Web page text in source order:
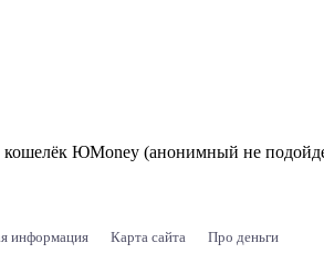
кошелёк ЮMoney (анонимный не
информация Карта сайта Про деньги